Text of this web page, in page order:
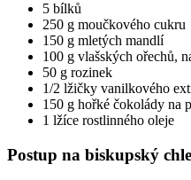
5 bílků
250 g moučkového cukru
150 g mletých mandlí
100 g vlašských ořechů,
50 g rozinek
1/2 lžičky vanilkového
150 g hořké čokolády na
1 lžíce rostlinného oleje
Postup na biskupský